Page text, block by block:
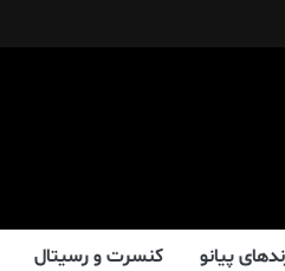
پیانو کنسرت و رسیتال